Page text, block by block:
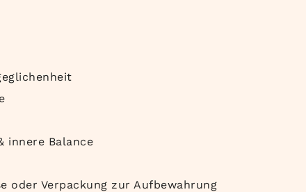
innere Balance
oder Verpackung zur Aufbewahrung